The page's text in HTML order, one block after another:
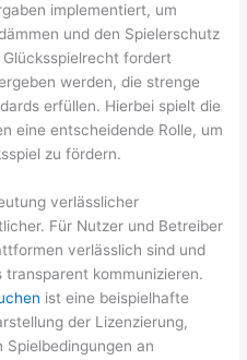
implementiert, um
und den Spielerschutz
fordert
werden, die strenge
erfüllen. Hierbei spielt die
eine entscheidende Rolle, um
zu fördern.
verlässlicher
Für Nutzer und Betreiber
verlässlich sind und
transparent kommunizieren.
ist eine beispielhafte
der Lizenzierung,
an